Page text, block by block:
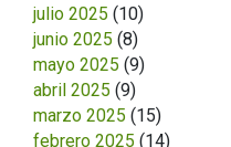
julio 2025 (10)
junio 2025 (8)
mayo 2025 (9)
abril 2025 (9)
marzo 2025 (15)
febrero 2025 (14)